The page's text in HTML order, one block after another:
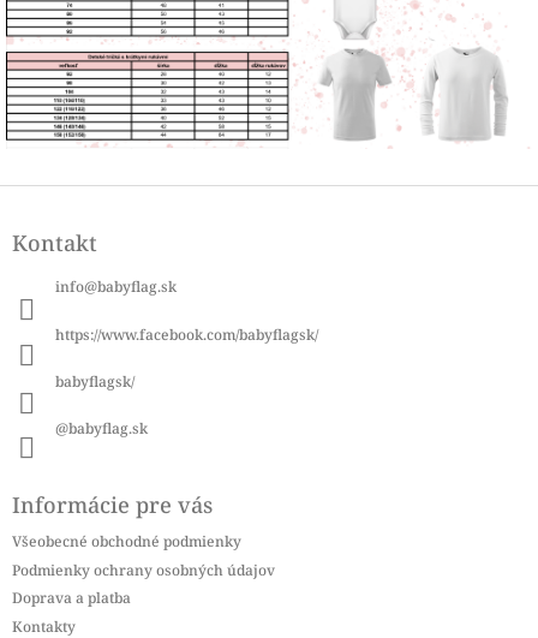
pKontakt
info@babyflag.sk
https://www.facebook.com/babyflagsk/
babyflagsk/
@babyflag.sk
Informácie pre vás
Všeobecné obchodné podmienky
Podmienky ochrany osobných údajov
Doprava a platba
Kontakty